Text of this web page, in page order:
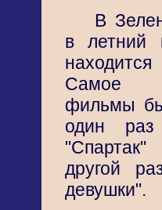
В
в летний
Самое
фильмы
один
другой
девушки".